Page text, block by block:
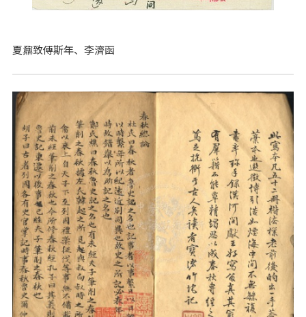
夏鼐致傅斯年、李濟函